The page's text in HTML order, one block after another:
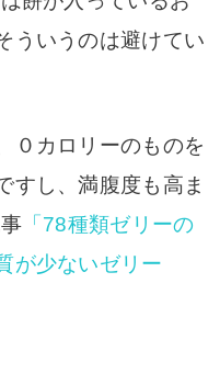
ういうのは避けてい
０カロリーのものを
すし、満腹度も高ま
「78種類ゼリーの
が少ないゼリー